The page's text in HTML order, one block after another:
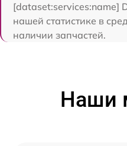
[dataset:services:name]
нашей статистике в
наличии запчастей.
Наши